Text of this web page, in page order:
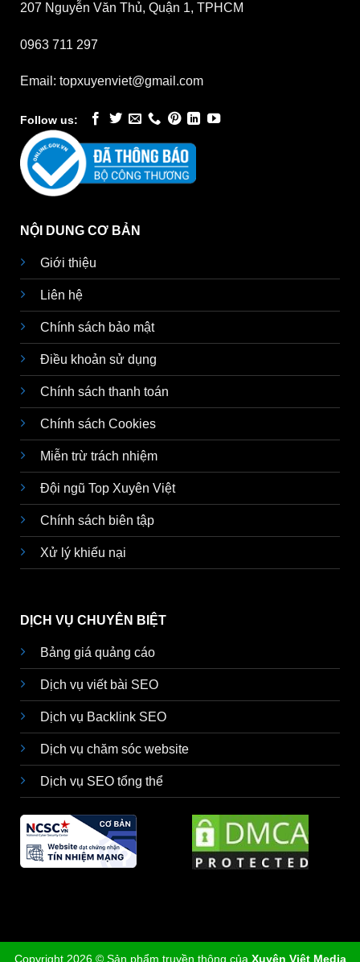
207 Nguyễn Văn Thủ, Quận 1, TPHCM
0963 711 297
Email: topxuyenviet@gmail.com
Follow us:
NỘI DUNG CƠ BẢN
Giới thiệu
Liên hệ
Chính sách bảo mật
Điều khoản sử dụng
Chính sách thanh toán
Chính sách Cookies
Miễn trừ trách nhiệm
Đội ngũ Top Xuyên Việt
Chính sách biên tập
Xử lý khiếu nại
DỊCH VỤ CHUYÊN BIỆT
Bảng giá quảng cáo
Dịch vụ viết bài SEO
Dịch vụ Backlink SEO
Dịch vụ chăm sóc website
Dịch vụ SEO tổng thể
Copyright 2026 © Sản phẩm truyền thông của Xuyên Việt Media